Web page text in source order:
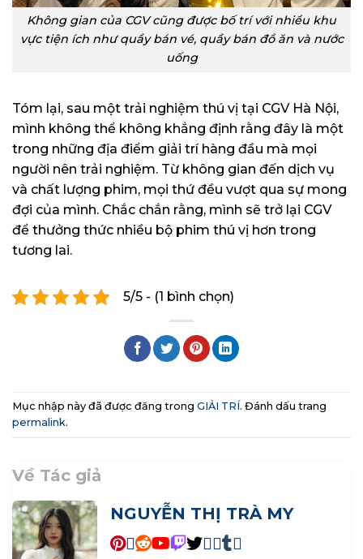
Không gian của CGV cũng được bố trí với nhiều khu
vực tiện ích như quầy bán vé, quầy bán đồ ăn và nước
uống
Tóm lại, sau một trải nghiệm thú vị tại CGV Hà Nội,
mình không thể không khẳng định rằng đây là một
trong những địa điểm giải trí hàng đầu mà mọi
người nên trải nghiệm. Từ không gian đến dịch vụ
và chất lượng phim, mọi thứ đều vượt qua sự mong
đợi của mình. Chắc chắn rằng, mình sẽ trở lại CGV
để thưởng thức nhiều bộ phim thú vị hơn trong
tương lai.
5/5 - (1 bình chọn)
Mục nhập này đã được đăng trong GIẢI TRÍ. Đánh dấu trang
permalink.
Về Tác giả
NGUYỄN THỊ TRÀ MY